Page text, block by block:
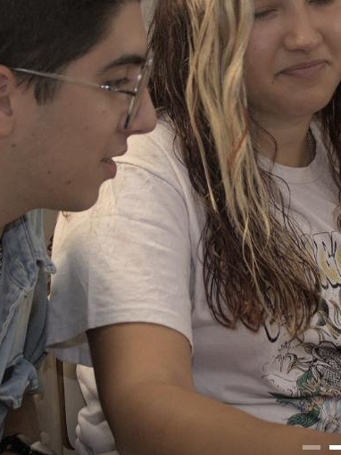
EN LA UBA
INSCRIPCIÓN